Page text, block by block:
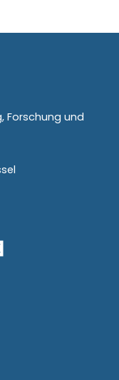
Forschung und